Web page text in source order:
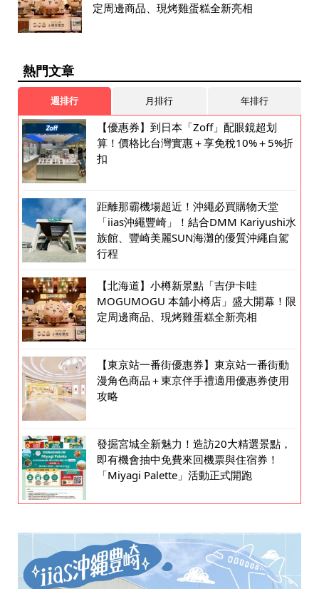
定周邊商品、現烤雞蛋糕全新亮相
熱門文章
週排行 月排行 年排行
【優惠券】到日本「Zoff」配眼鏡超划
算！價格比台灣實惠＋享免稅10%＋5%折
扣
距離那霸機場超近！沖繩必買購物天堂
「iias沖繩豐崎」！結合DMM Kariyushi水
族館、豐崎美麗SUN海灘的優質沖繩自駕
行程
【北海道】小樽新景點「吉伊卡哇
MOGUMOGU 本舖小樽店」盛大開幕！限
定周邊商品、現烤雞蛋糕全新亮相
【東京站一番街優惠券】東京站一番街動
漫角色商品＋東京伴手禮適用優惠券使用
攻略
發掘宮城全新魅力！造訪20大精選景點，
即有機會抽中免費來回機票與住宿券！
「Miyagi Palette」活動正式開跑